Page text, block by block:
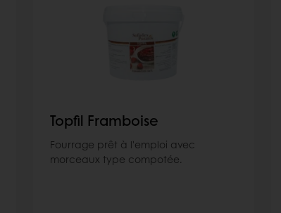
Topfil Framboise
Fourrage prêt à l'emploi avec
morceaux type compotée.